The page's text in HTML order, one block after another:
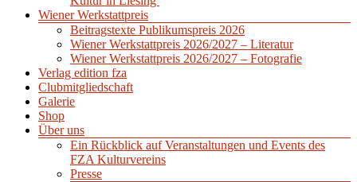
Wiener Werkstattpreis
Beitragstexte Publikumspreis 2026
Wiener Werkstattpreis 2026/2027 – Literatur
Wiener Werkstattpreis 2026/2027 – Fotografie
Verlag edition fza
Clubmitgliedschaft
Galerie
Shop
Über uns
Ein Rückblick auf Veranstaltungen und Events des
FZA Kulturvereins
Presse